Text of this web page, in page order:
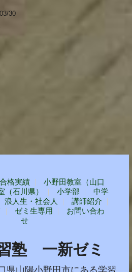
30
合格実績
小野田教室（山口
（石川県） 小学部
中学
浪人生・社会人
講師紹介
ゼミ生専用
お問い合わ
せ
塾 一新ゼミ
県山陽小野田市にある学習